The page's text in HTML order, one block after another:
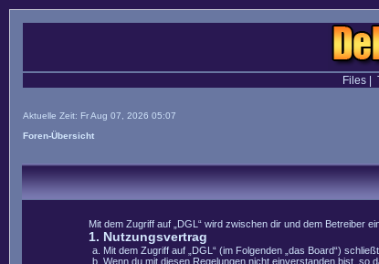
Files|
Aktuelle Zeit: Fr Aug 07, 2026 05:07
Foren-Übersicht
Mit dem Zugriff auf „DGL“ wird zwischen dir und dem Betreiber
1. Nutzungsvertrag
Mit dem Zugriff auf „DGL“ (im Folgenden „das Board“)
Wenn du mit diesen Regelungen nicht einverstanden bist, so